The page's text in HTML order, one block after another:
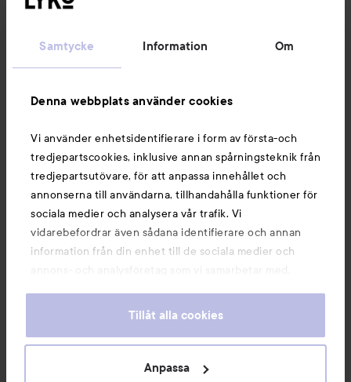
Samtycke Information Om
Denna webbplats använder cookies
Vi använder enhetsidentifierare i form av första-och
tredjepartscookies, inklusive annan spårningsteknik från
tredjepartsutövare, för att anpassa innehållet och
annonserna till användarna, tillhandahålla funktioner för
sociala medier och analysera vår trafik. Vi
vidarebefordrar även sådana identifierare och annan
information från din enhet till de sociala medier och
annons- och analysföretag som vi samarbetar med.
information som du har tillhandahållit eller som de har
våra cookies vid fortsatt användande av vår webbplats.
För information om hur du kan ändra inställningarna för
Tillåt alla cookies
Anpassa
Du kanske också gillar